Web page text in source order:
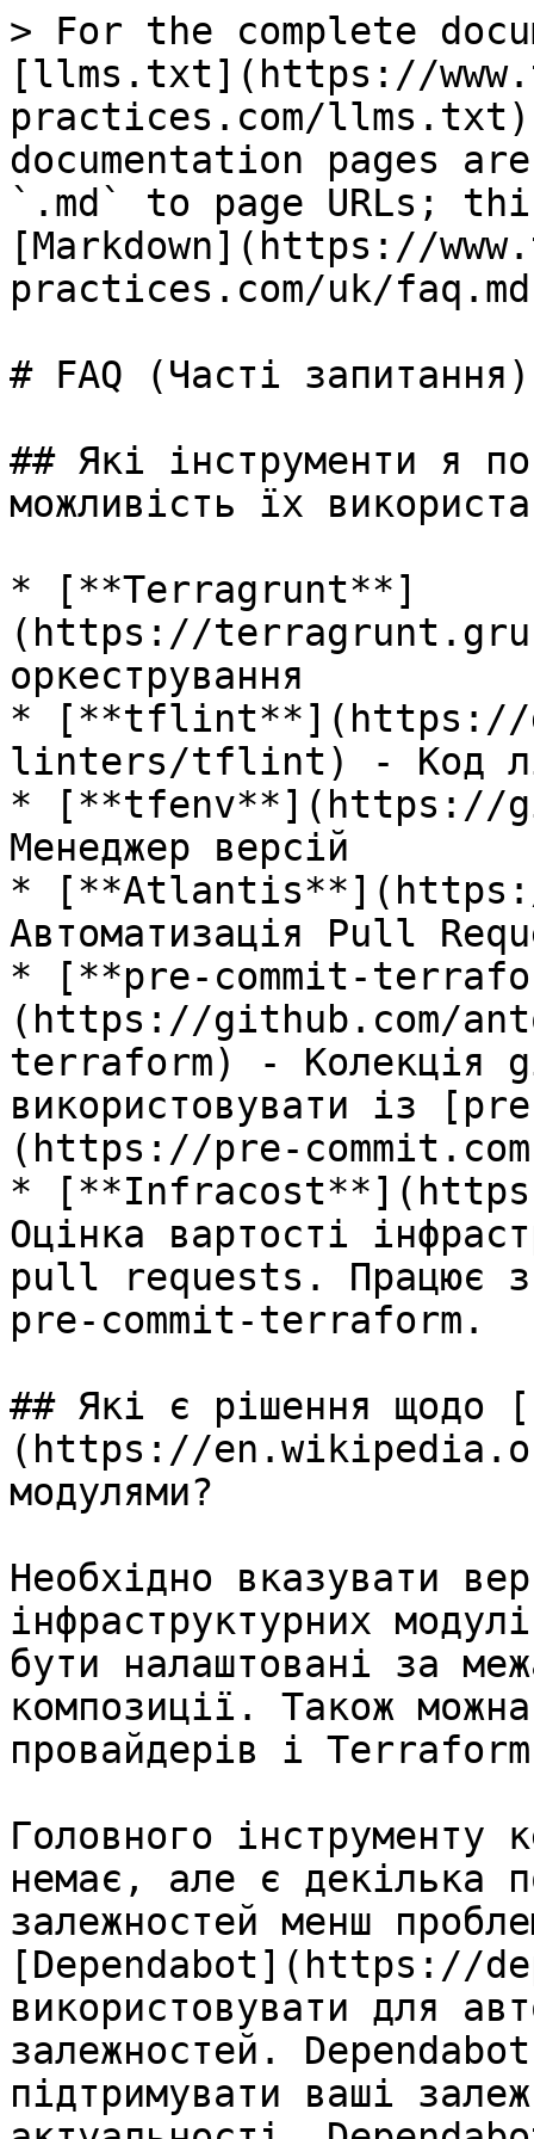
> For the complete
[llms.txt](https://
practices.com/
documentation pages
`.md` to page URLs;
[Markdown](https://
practices.com/uk/
# FAQ (Часті запитання)
## Які інструменти я
можливість їх
* [**Terragrunt**]
(https://
оркестрування
* [**tflint**](https://
linters/tflint) - Код
* [**tfenv**](https://
Менеджер версій
*
Автоматизація Pull
* [**pre-commit-
(https://github.com/
terraform) - Колекція
використовувати із
(https://pre-
*
Оцінка вартості
pull requests. Працює
pre-commit-terraform.
## Які є рішення щодо
(https://
модулями?
Необхідно вказувати
інфраструктурних
бути налаштовані за
композиції. Також
провайдерів і
Головного інструменту
немає, але є декілька
залежностей менш
[Dependabot](https://
використовувати для
залежностей.
підтримувати ваші